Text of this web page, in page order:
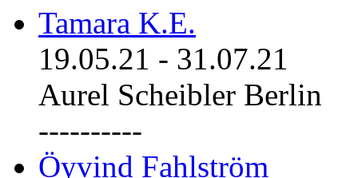
Tamara K.E.
19.05.21 - 31.07.21
Aurel Scheibler Berlin
----------
Öyvind Fahlström